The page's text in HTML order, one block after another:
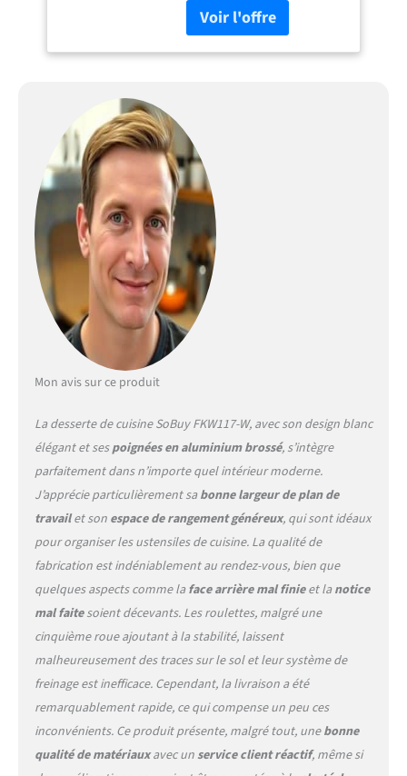
cm (voir image) [ÎLOT DE
CUISINE STYLÉ ET
FONCTIONNEL SUR ROUES]
est un complément parfait
pour toute maison. Le plan
de travail en acier
inoxydable élégant offre un
grand espace de rangement
cuisine et augmente la
fonctionnalité ainsi que
l'esthétique de votre
meuble cuisine
[RANGEMENT SPACIEUX
AVEC ÉTAGÈRES
AJUSTABLES] Ce meuble de
suffisamment d'espace pour
organiser vos ustensiles de
cuisine, vos petits meubles
de rangement, ou encore
vos produits de nettoyage
de manière pratique et
accessible [MOBILITÉ FACILE
AVEC ROUES
VERROUILLABLES] Équipé
de cinq roulettes pivotantes
à 360°, dont deux avec frein
pour une stabilité accrue, ce
chariot de cuisine sur
roulettes est facile à
déplacer [EMBALLAGE À
PLAT ET FACILE À
ASSEMBLER] Livré en deux
colis, ce meuble cuisine
avec plan de travail contient
Mon avis sur ce produit
La desserte de cuisine SoBuy FKW117-W, avec son design blanc
élégant et sespoignées en aluminium brossé, s’intègre
parfaitement dans n’importe quel intérieur moderne.
J’apprécie particulièrement sabonne largeur de plan de
travailet son espace de rangement généreux, qui sont idéaux
pour organiser les ustensiles de cuisine. La qualité de
fabrication est indéniablement au rendez-vous, bien que
quelques aspects comme laface arrière mal finieet lanotice
mal faitesoient décevants. Les roulettes, malgré une
cinquième roue ajoutant à la stabilité, laissent
malheureusement des traces sur le sol et leur système de
freinage est inefficace. Cependant, la livraison a été
remarquablement rapide, ce qui compense un peu ces
inconvénients. Ce produit présente, malgré tout, unebonne
qualité de matériauxavec un service client réactif, même si